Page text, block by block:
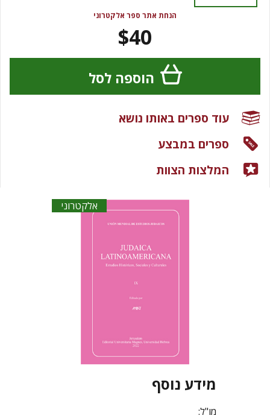
אלקטרוני
מידע נוסף
מו"ל:
הנחת אתר ספר אלקטרוני
$40
הוספה לסל
עוד ספרים באותו נושא
ספרים במבצע
המלצות הצוות